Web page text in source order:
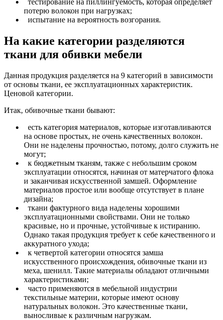
потерю волокон при нагрузках;
испытание на вероятность возгорания.
На какие категории разделяются
ткани для обивки мебели
Данная продукция разделяется на 9 категорий в зависимости
от основы ткани, ее эксплуатационных характеристик.
Ценовой категории.
Итак, обивочные ткани бывают:
есть категория материалов, которые изготавливаются
на основе простых, не очень качественных волокон.
Они не наделены прочностью, потому, долго служить не
могут;
к бюджетным тканям, также с небольшим сроком
эксплуатации относятся, начиная от матерчатого флока
и заканчивая искусственной замшей. Оформление
материалов простое или вообще отсутствует в плане
дизайна;
ткани фактурного вида наделены хорошими
эксплуатационными свойствами. Они не только
красивые, но и прочные, устойчивые к истиранию.
Однако такая продукция требует к себе качественного и
аккуратного ухода;
к четвертой категории относятся замша
искусственного происхождения, обивочные ткани из
меха, шенилл. Такие материалы обладают отличными
характеристиками;
часто применяются в мебельной индустрии
текстильные материи, которые имеют основу
натуральных волокон. Это качественные ткани,
выносливые к различным нагрузкам.